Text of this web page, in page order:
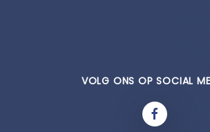
VOLG ONS OP SOCIAL